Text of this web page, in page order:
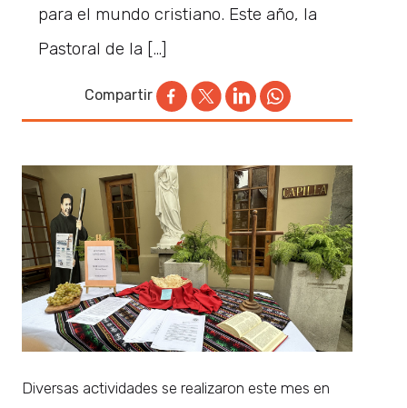
para el mundo cristiano. Este año, la
Pastoral de la […]
Compartir
Diversas actividades se realizaron este mes en